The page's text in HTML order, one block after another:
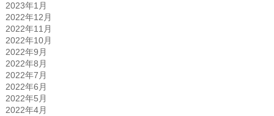
2023年1月
2022年12月
2022年11月
2022年10月
2022年9月
2022年8月
2022年7月
2022年6月
2022年5月
2022年4月